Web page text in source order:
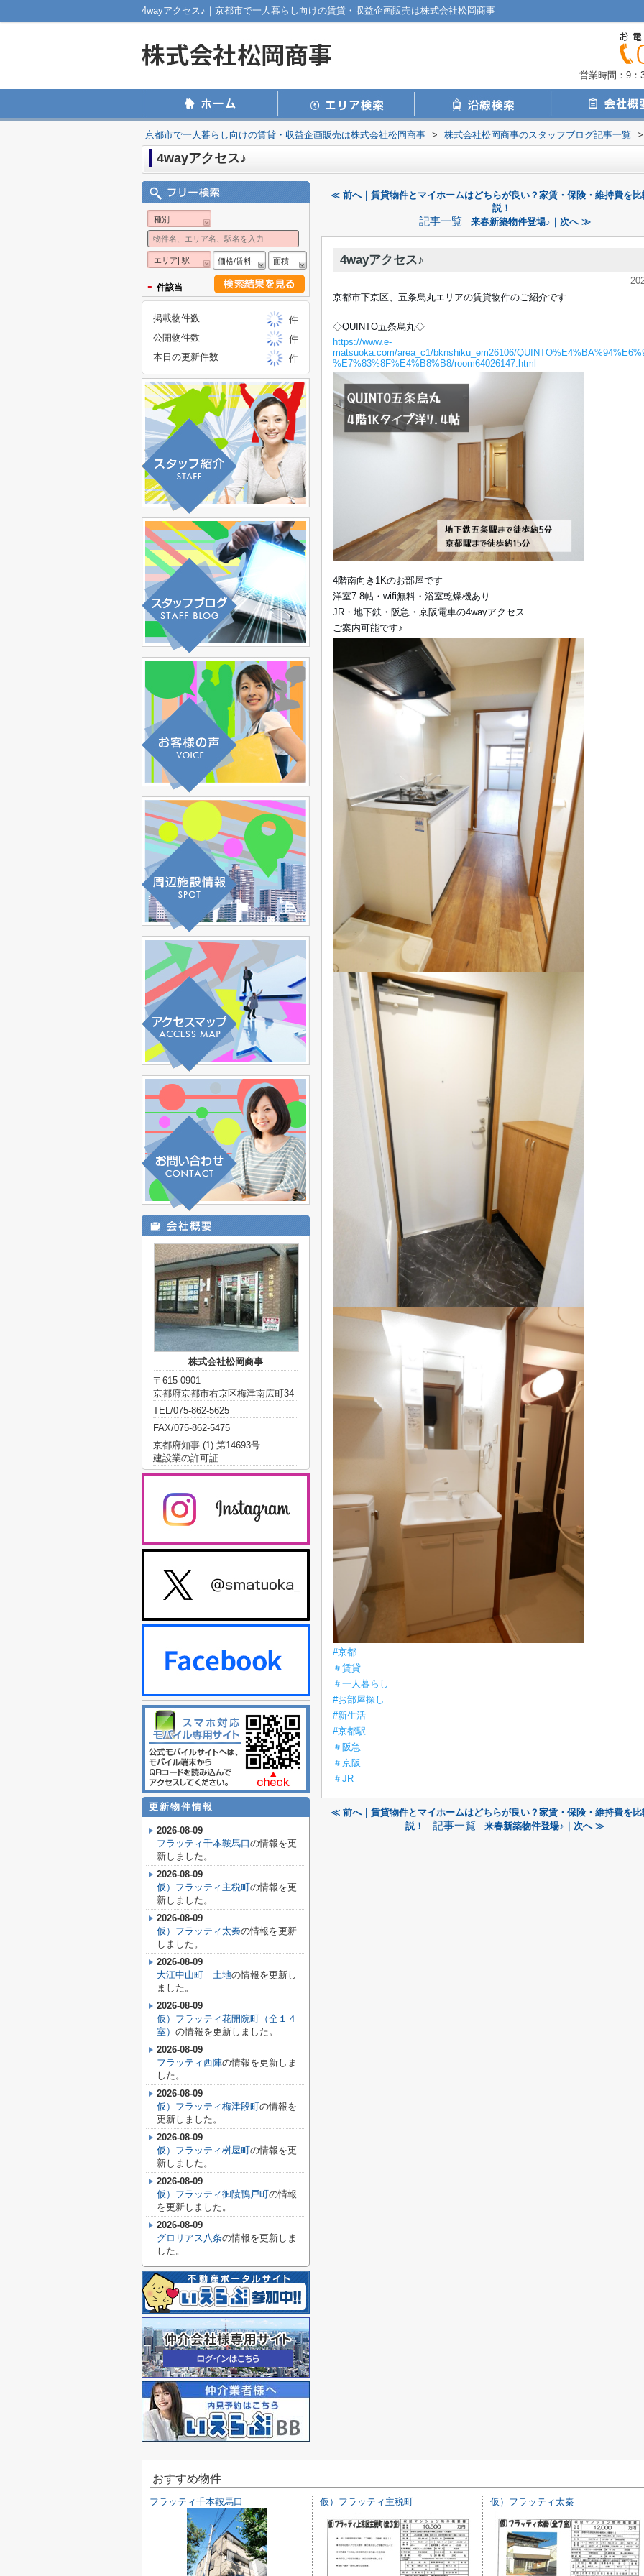
4wayアクセス♪｜京都市で一人暮らし向けの賃貸・収益企画販売は株式会社松岡商事
営業時間：9：
京都市で一人暮らし向けの賃貸・収益企画販売は株式会社松岡商事 > 株式会社松岡商事のスタッフブログ記事一覧 >
4wayアクセス♪
≪ 前へ｜賃貸物件とマイホームはどちらが良い？家賃・保険・維持費を比
説！
記事一覧 来春新築物件登場♪｜次へ ≫
4wayアクセス♪
京都市下京区、五条烏丸エリアの賃貸物件のご紹介です
◇QUINTO五条烏丸◇
https://www.e-
matsuoka.com/area_c1/bknshiku_em26106/
%E7%83%8F%E4%B8%B8/room64026147.html
4階南向き1Kのお部屋です
洋室7.8帖・wifi無料・浴室乾燥機あり
JR・地下鉄・阪急・京阪電車の4wayアクセス
ご案内可能です♪
#京都
＃賃貸
＃一人暮らし
#お部屋探し
#新生活
#京都駅
＃阪急
＃京阪
＃JR
≪ 前へ｜賃貸物件とマイホームはどちらが良い？家賃・保険・維持費を比
説！
記事一覧 来春新築物件登場♪｜次へ ≫
種別
エリア| 駅 価格/賃料 面積
- 件該当
掲載物件数
件
公開物件数
件
本日の更新件数
件
株式会社松岡商事
〒615-0901
京都府京都市右京区梅津南広町34
TEL/075-862-5625
FAX/075-862-5475
京都府知事 (1) 第14693号
建設業の許可証
更新物件情報
2026-08-09
フラッティ千本鞍馬口の情報を更
新しました。
2026-08-09
仮）フラッティ主税町の情報を更
新しました。
2026-08-09
仮）フラッティ太秦の情報を更新
しました。
2026-08-09
大江中山町 土地の情報を更新し
ました。
2026-08-09
仮）フラッティ花開院町（全１４
室） の情報を更新しました。
2026-08-09
フラッティ西陣の情報を更新しま
した。
2026-08-09
仮）フラッティ梅津段町の情報を
更新しました。
2026-08-09
仮）フラッティ桝屋町の情報を更
新しました。
2026-08-09
仮）フラッティ御陵鴨戸町の情報
を更新しました。
2026-08-09
グロリアス八条の情報を更新しま
した。
おすすめ物件
フラッティ千本鞍馬口 仮）フラッティ主税町 仮）フラッティ太秦